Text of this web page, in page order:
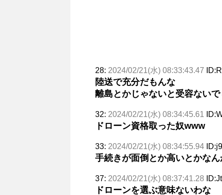
28: 2024/02/21(水) 08:33:43.47
陸送で充分だもんな
離島とかじゃないと受容ないで
32: 2024/02/21(水) 08:34:45.61
ドローン資格取った奴www
33: 2024/02/21(水) 08:34:55.94
手続きが面倒とか高いとかな
37: 2024/02/21(水) 08:37:41.28
ドローンを選ぶ意味ないわな